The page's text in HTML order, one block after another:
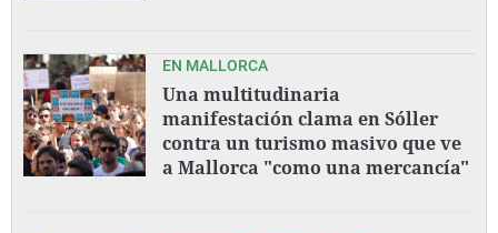
EN MALLORCA
Una multitudinaria
manifestación clama en Sóller
contra un turismo masivo que ve
a Mallorca "como una mercancía"